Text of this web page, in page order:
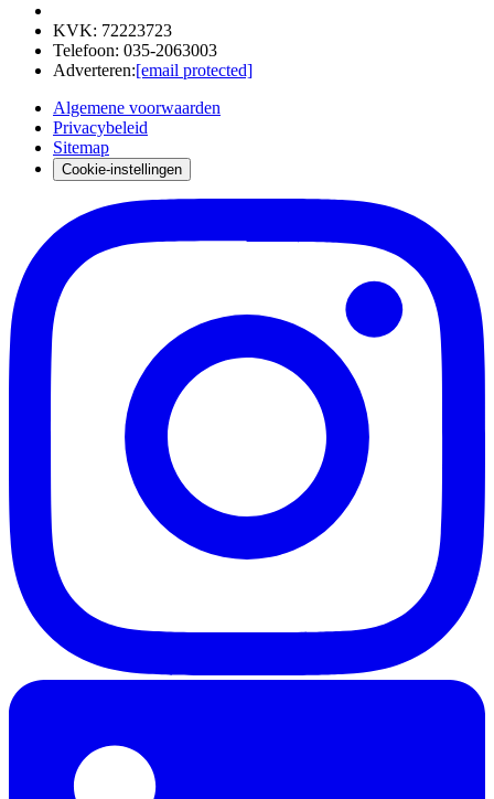
KVK: 72223723
Telefoon: 035-2063003
Adverteren:[email protected]
Algemene voorwaarden
Privacybeleid
Sitemap
Cookie-instellingen